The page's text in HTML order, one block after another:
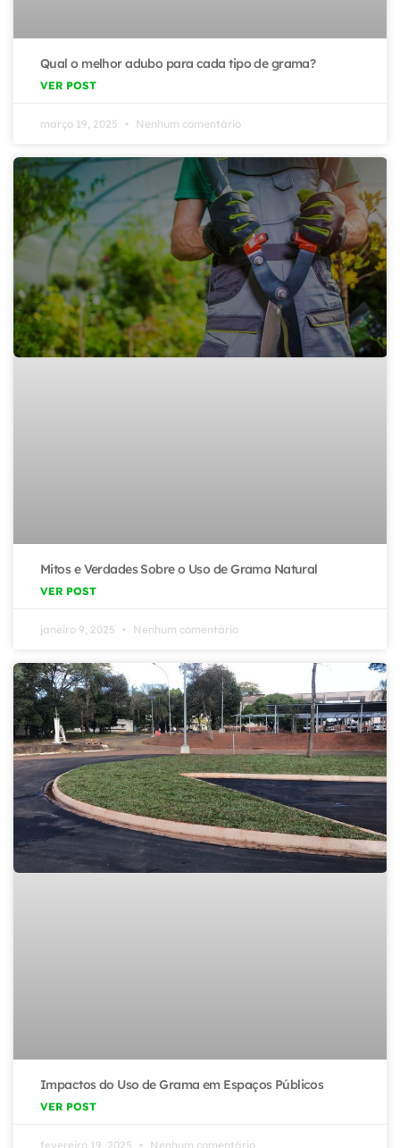
Qual o melhor adubo para cada tipo de grama?
VER POST
março 19, 2025 Nenhum comentário
Mitos e Verdades Sobre o Uso de Grama Natural
VER POST
janeiro 9, 2025 Nenhum comentário
Impactos do Uso de Grama em Espaços Públicos
VER POST
fevereiro 19, 2025 Nenhum comentário